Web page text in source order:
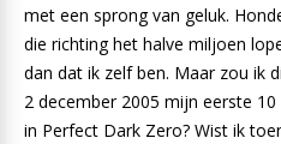
met een sprong van geluk.
die richting het halve miljoen
dan dat ik zelf ben. Maar zou ik
2 december 2005 mijn eerste
in Perfect Dark Zero? Wist ik